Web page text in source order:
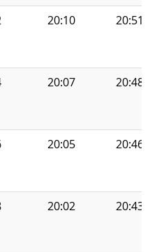
20:10 20:51
20:07 20:48
20:05 20:46
20:02 20:43